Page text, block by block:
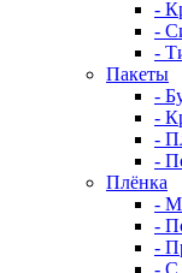
-
-
-
Пакеты
-
-
-
-
Плёнка
-
-
-
- С